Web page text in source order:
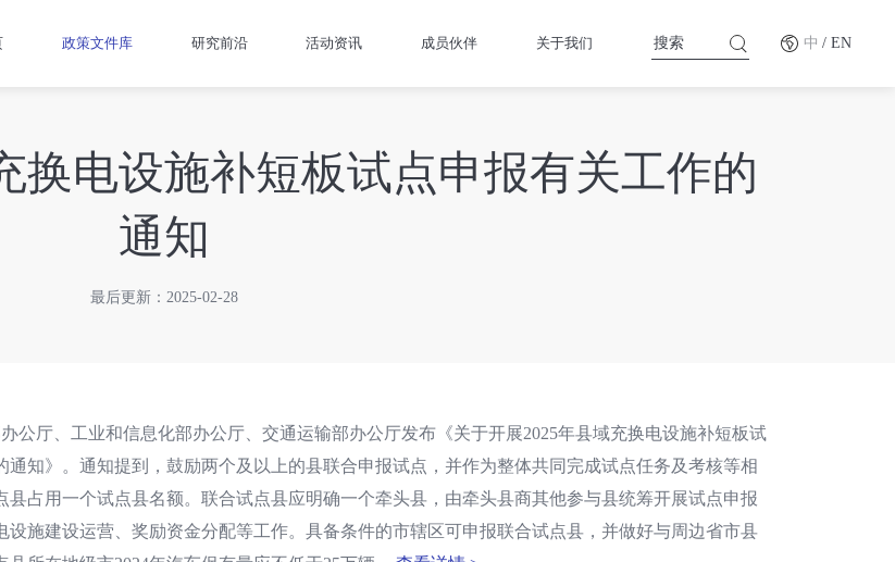
政策文件库 研究前沿 活动资讯 成员伙伴 关于我们 中 / EN
换电设施补短板试点申报有关工作的
通知
最后更新：2025-02-28
公厅、工业和信息化部办公厅、交通运输部办公厅发布《关于开展2025年县域充换电设施补短板试
通知》。通知提到，鼓励两个及以上的县联合申报试点，并作为整体共同完成试点任务及考核等相
县占用一个试点县名额。联合试点县应明确一个牵头县，由牵头县商其他参与县统筹开展试点申报
设施建设运营、奖励资金分配等工作。具备条件的市辖区可申报联合试点县，并做好与周边省市县